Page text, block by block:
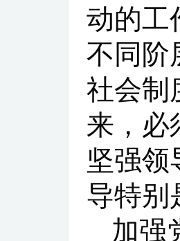
动的工
不同阶
社会制
来，必
坚强领
导特别
加强